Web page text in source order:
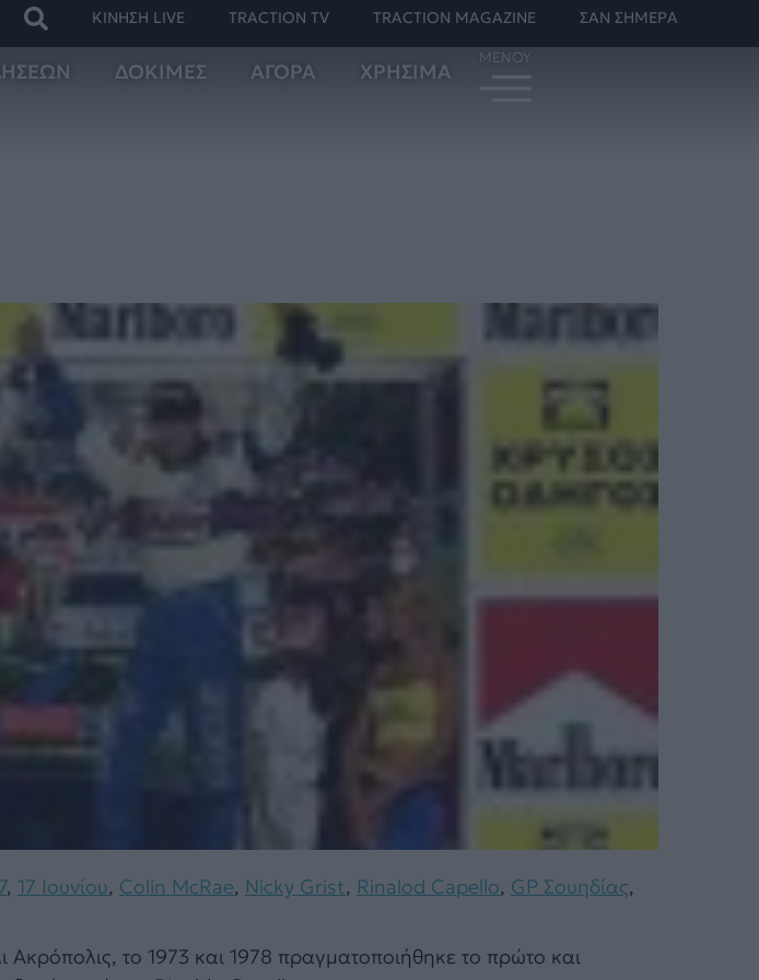
ΚΙΝΗΣΗ LIVE TRACTION TV TRACTION MAGAZINE ΣΑΝ ΣΗΜΕΡΑ
ΔΟΚΙΜΕΣ ΑΓΟΡΑ ΧΡΗΣΙΜΑ
, 17 Ιουνίου, Colin McRae, Nicky Grist, Rinalod Capello, GP Σουηδίας,
το 1973 και 1978 πραγματοποιήθηκε το πρώτο και